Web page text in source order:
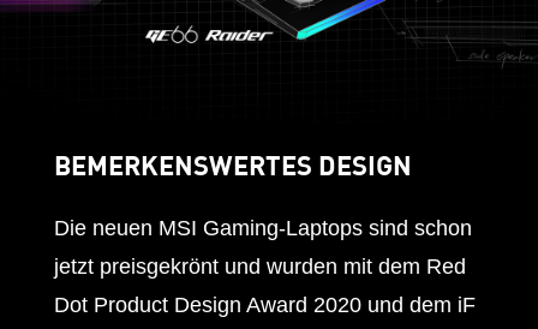
BEMERKENSWERTES DESIGN
Die neuen MSI Gaming-Laptops sind schon
jetzt preisgekrönt und wurden mit dem Red
Dot Product Design Award 2020 und dem iF